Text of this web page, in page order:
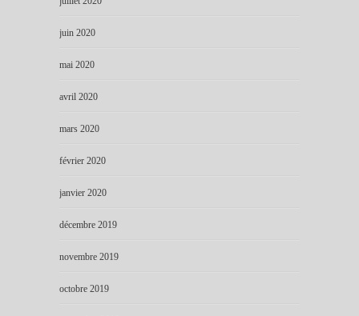
juin 2020
mai 2020
avril 2020
mars 2020
février 2020
janvier 2020
décembre 2019
novembre 2019
octobre 2019